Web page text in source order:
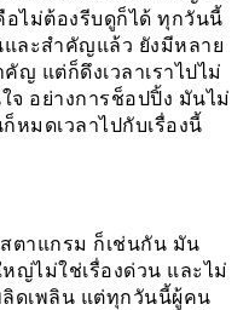
ไม่ต้องรีบดูก็ได้ ทุกวันนี้
ละสำคัญแล้ว ยังมีหลาย
ญ แต่ก็ดึงเวลาเราไปไม่
อย่างการช็อปปิ้ง มันไม่
หมดเวลาไปกับเรื่องนี้
ตาแกรม ก็เช่นกัน มัน
ญ่ไม่ใช่เรื่องด่วน และไม่
ดเพลิน แต่ทุกวันนี้ผู้คน